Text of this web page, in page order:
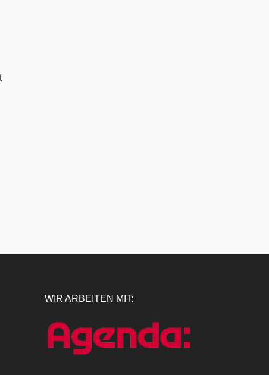
WIR ARBEITEN MIT: